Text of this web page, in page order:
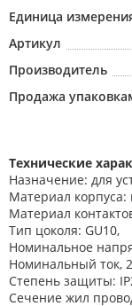
Единица
Артикул
Производитель
Продажа
Технические
Назначение: для
Материал корпуса:
Материал
Тип цоколя: GU10,
Номинальное
Номинальный ток,
Степень защиты:
Сечение жил